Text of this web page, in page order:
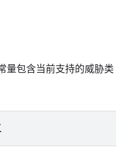
量包含当前支持的威胁类